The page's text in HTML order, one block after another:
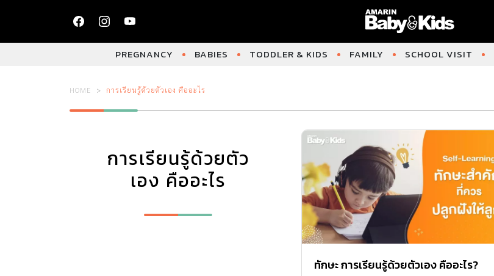
PREGNANCY BABIES TODDLER & KIDS FAMILY SCHOOL VISIT
HOME การเรียนรู้ด้วยตัวเอง คืออะไร
การเรียนรู้ด้วยตัว
เอง คืออะไร
ทักษะ การเรียนรู้ด้วยตัวเอง คืออะไร?